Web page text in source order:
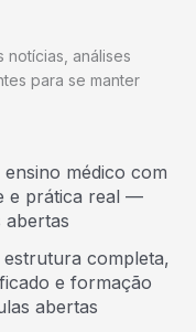
notícias, análises
para se manter
médico com
e prática real —
abertas
estrutura completa,
e formação
abertas